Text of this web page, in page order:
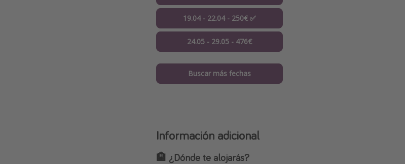
19.04 - 22.04 - 250€ ✅
24.05 - 29.05 - 476€
Buscar más fechas
Información adicional
🏨 ¿Dónde te alojarás?